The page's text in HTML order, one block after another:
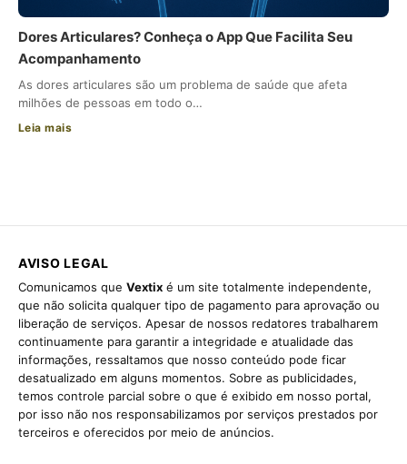
Dores Articulares? Conheça o App Que Facilita Seu
Acompanhamento
As dores articulares são um problema de saúde que afeta
milhões de pessoas em todo o…
Leia mais
AVISO LEGAL
Comunicamos que Vextix é um site totalmente independente,
que não solicita qualquer tipo de pagamento para aprovação ou
liberação de serviços. Apesar de nossos redatores trabalharem
continuamente para garantir a integridade e atualidade das
informações, ressaltamos que nosso conteúdo pode ficar
desatualizado em alguns momentos. Sobre as publicidades,
temos controle parcial sobre o que é exibido em nosso portal,
por isso não nos responsabilizamos por serviços prestados por
terceiros e oferecidos por meio de anúncios.